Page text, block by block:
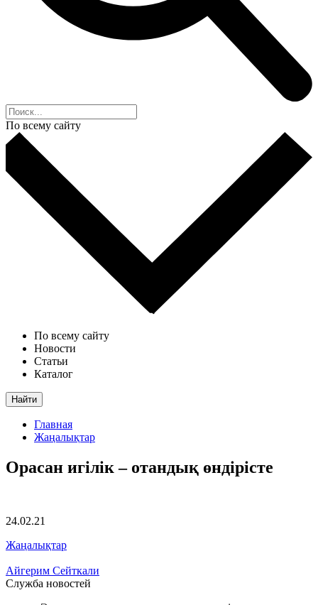
По всему сайту
По всему сайту
Новости
Статьи
Каталог
Найти
Главная
Жаңалықтар
Орасан игілік – отандық өндірісте
24.02.21
Жаңалықтар
Айгерим Сейткали
Служба новостей